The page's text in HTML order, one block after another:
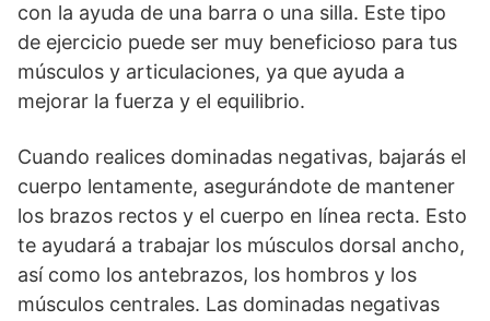
con la ayuda de una barra o una silla. Este tipo
de ejercicio puede ser muy beneficioso para tus
músculos y articulaciones, ya que ayuda a
mejorar la fuerza y el equilibrio.
Cuando realices dominadas negativas, bajarás el
cuerpo lentamente, asegurándote de mantener
los brazos rectos y el cuerpo en línea recta. Esto
te ayudará a trabajar los músculos dorsal ancho,
así como los antebrazos, los hombros y los
músculos centrales. Las dominadas negativas